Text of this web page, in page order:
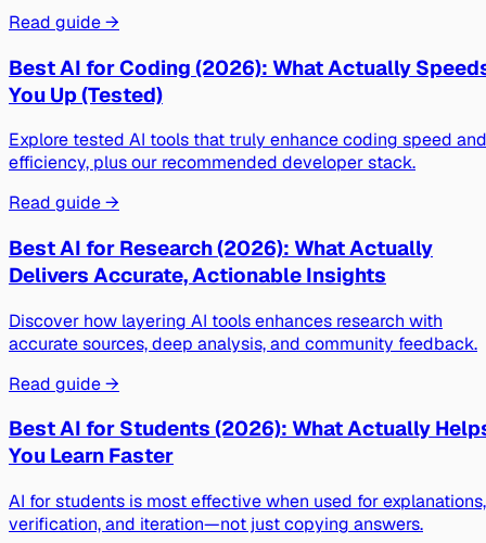
Read guide →
Best AI for Coding (2026): What Actually
You Up (Tested)
Explore tested AI tools that truly enhance coding speed and
efficiency, plus our recommended developer stack.
Read guide →
Best AI for Research (2026): What Actually
Delivers Accurate, Actionable Insights
Discover how layering AI tools enhances research with
accurate sources, deep analysis, and community feedback.
Read guide →
Best AI for Students (2026): What Actually
You Learn Faster
AI for students is most effective when used for explanations,
verification, and iteration—not just copying answers.